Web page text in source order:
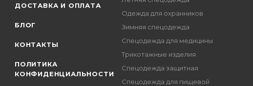
ДОСТАВКА И ОПЛАТА
БЛОГ
КОНТАКТЫ
ПОЛИТИКА
КОНФИДЕНЦИАЛЬНОСТИ
Одежда для охранников
Зимняя спецодежда
Спецодежда для медицины
Трикотажные изделия
Спецодежда защитная
Спецодежда для пищевой